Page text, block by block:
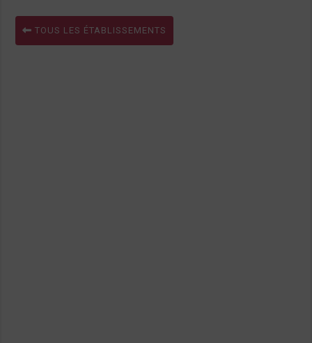
TOUS LES ÉTABLISSEMENTS